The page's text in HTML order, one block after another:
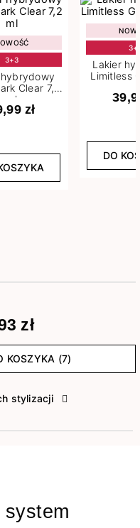
3+3
Clear 7,2
ml
zł
Lakier
Limitless
DO
zł
KOSZYKA (7)
stylizacji